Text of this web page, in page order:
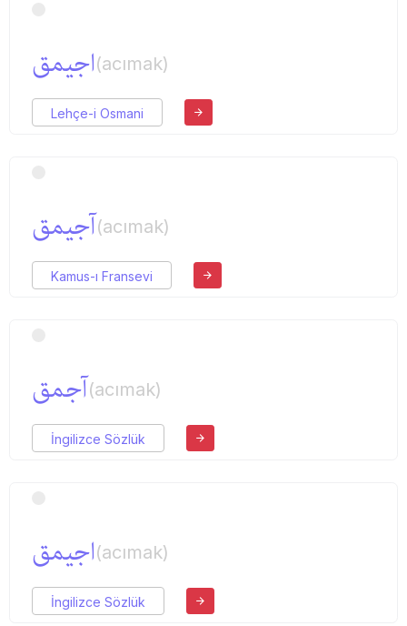
اجیمق(acımak)
Lehçe-i Osmani
آجیمق(acımak)
Kamus-ı Fransevi
آجمق(acımak)
İngilizce Sözlük
اجیمق(acımak)
İngilizce Sözlük